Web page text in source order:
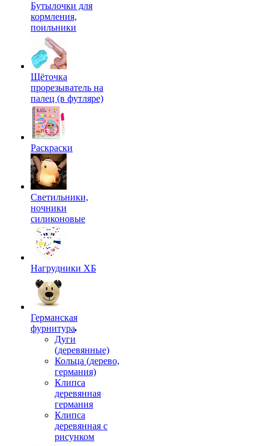
Бутылочки для
кормления,
поильники
Щёточка
прорезыватель на
палец (в футляре)
Раскраски
Светильники,
ночники
силиконовые
Нагрудники ХБ
Германская
фурнитура
Дуги
(деревянные)
Кольца (дерево,
германия)
Клипса
деревянная
германия
Клипса
деревянная с
рисунком